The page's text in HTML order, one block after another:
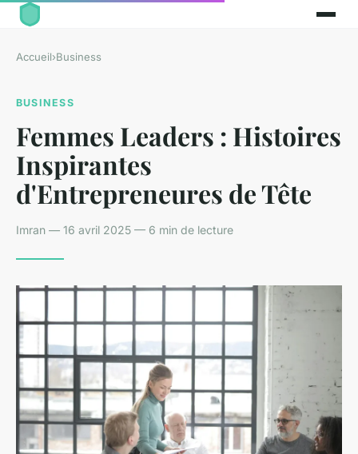
Accueil›Business
BUSINESS
Femmes Leaders : Histoires
Inspirantes
d'Entrepreneures de Tête
Imran — 16 avril 2025 — 6 min de lecture